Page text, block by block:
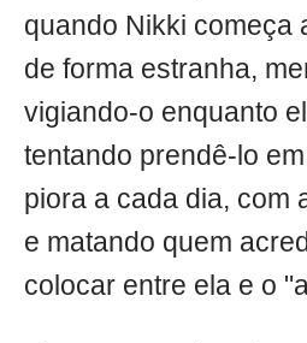
quando Nikki começa
de forma estranha,
vigiando-o enquanto
tentando prendê-lo
piora a cada dia, com
e matando quem
colocar entre ela e o